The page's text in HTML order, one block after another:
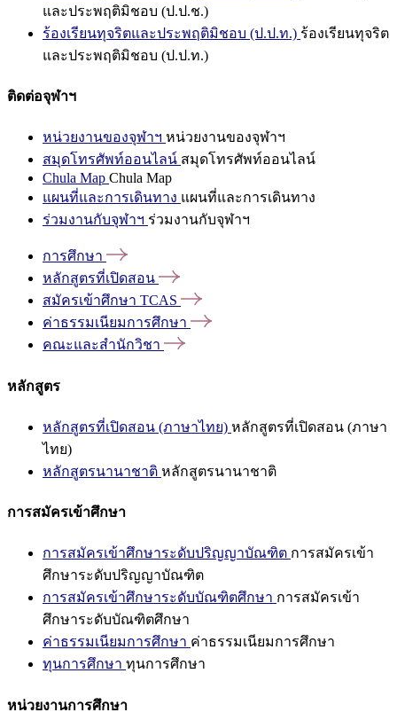
และประพฤติมิชอบ (ป.ป.ช.)
ร้องเรียนทุจริตและประพฤติมิชอบ (ป.ป.ท.) ร้องเรียนทุจริต
และประพฤติมิชอบ (ป.ป.ท.)
ติดต่อจุฬาฯ
หน่วยงานของจุฬาฯ หน่วยงานของจุฬาฯ
สมุดโทรศัพท์ออนไลน์ สมุดโทรศัพท์ออนไลน์
Chula Map Chula Map
แผนที่และการเดินทาง แผนที่และการเดินทาง
ร่วมงานกับจุฬาฯ ร่วมงานกับจุฬาฯ
การศึกษา
หลักสูตรที่เปิดสอน
สมัครเข้าศึกษา TCAS
ค่าธรรมเนียมการศึกษา
คณะและสำนักวิชา
หลักสูตร
หลักสูตรที่เปิดสอน (ภาษาไทย) หลักสูตรที่เปิดสอน (ภาษา
ไทย)
หลักสูตรนานาชาติ หลักสูตรนานาชาติ
การสมัครเข้าศึกษา
การสมัครเข้าศึกษาระดับปริญญาบัณฑิต การสมัครเข้า
ศึกษาระดับปริญญาบัณฑิต
การสมัครเข้าศึกษาระดับบัณฑิตศึกษา การสมัครเข้า
ศึกษาระดับบัณฑิตศึกษา
ค่าธรรมเนียมการศึกษา ค่าธรรมเนียมการศึกษา
ทุนการศึกษา ทุนการศึกษา
หน่วยงานการศึกษา